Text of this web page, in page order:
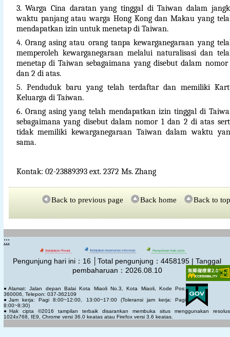
3. Warga Cina daratan yang tinggal di Taiwan dalam
waktu panjang atau warga Hong Kong dan Makau yang
mendapatkan izin untuk menetap di Taiwan.
4. Orang asing atau orang tanpa kewarganegaraan yang
memperoleh kewarganegaraan melalui naturalisasi dan
menetap di Taiwan sebagaimana yang disebut dalam nomor
dan 2 di atas.
5. Penduduk baru yang telah terdaftar dan memiliki
Keluarga di Taiwan.
6. Orang asing yang telah mendapatkan izin tinggal di
sebagaimana yang disebut dalam nomor 1 dan 2 di atas
tidak memiliki kewarganegaraan Taiwan dalam waktu
sama.
Kontak: 02-23889393 ext. 2372 Ms. Zhang
Back to previous page Back home Back to top
:::
Pengunjung hari ini： 16 │Total pengunjung：4458195 | Tanggal
pembaharuan：2026.08.10
●Alamat: Jalan depan Balai Kota Miaoli No.3, Kota Miaoli, Kode Pos:
360006, Telepon: 037-362109
●Jam kerja: Pagi 8:00~12:00, 13:00~17:00 (Toleransi jam kerja: Pagi
8:00~8:30)
●Hak cipta ©2016 tampilan terbaik disarankan membuka situs menggunakan
1024x768, IE9, Chrome versi 36.0 keatas atau Firefox versi 3.6 keatas.